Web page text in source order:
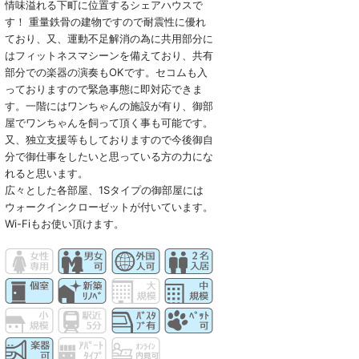
情味溢れる下町に位置するシェアハウスで
す！ 重量鉄骨の建物ですので耐震性に優れ
ており、又、運動不足解消の為に共用部分に
はフィットネスマシーンを備えており、共有
部分での楽器の演奏もOKです。セコムも入
っておりますので緊急事態に即対応できま
す。一階にはワンちゃんの施設が有り、御部
屋でワンちゃんを飼って頂く事も可能です。
又、独立支援等もしておりますので今後御自
分で御仕事をしたいと思っている方の力にな
れると思います。
広々とした各部屋、1Sタイプの御部屋には
ウォークインクローゼットが付いています。
Wi-Fiもお使い頂けます。